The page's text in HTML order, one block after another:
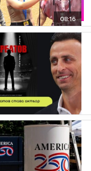
08:16